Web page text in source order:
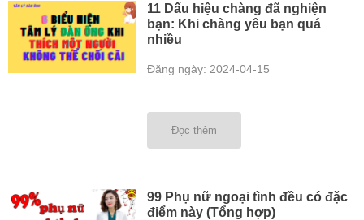
11 Dấu hiệu chàng đã nghiện
bạn: Khi chàng yêu bạn quá
nhiều
Đăng ngày: 2024-04-15
Đọc thêm
99 Phụ nữ ngoại tình đều có đặc
điểm này (Tổng hợp)